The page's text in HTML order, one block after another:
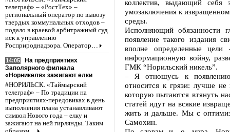
телеграф» – «РостТех» –
региональный оператор по вывозу
твердых коммунальных отходов –
подало в краевой арбитражный суд
иск к управлению
Росприроднадзора. Оператор…
14:05
На предприятиях
Заполярного филиала
«Норникеля» зажигают елки
#НОРИЛЬСК. «Таймырский
телеграф» – По традиции на
предприятиях-передовиках в день
выполнения плана устанавливают
символ Нового года – елку и
зажигают на ней гирлянды. Таким
коллектив, выдающий себя
умозаключения к
среды.
Исполняющий обязанности
появление такого издания
вполне определенные
информационную войну,
ГМК “Норильский никель”.
– Я отношусь к появлению
относится к грязи: лучше не
которую пытаются втянуть
статей идут на всякие
жить и дальше. Мы с
Самохин.